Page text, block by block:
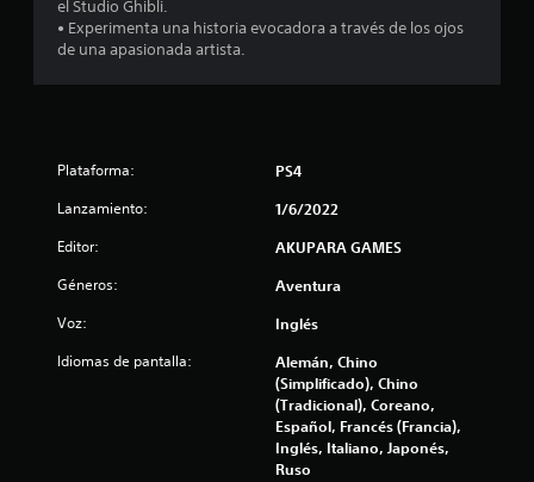
9
c
i
el Studio Ghibli.
• Experimenta una historia evocadora a través de los ojos
de una apasionada artista.
Plataforma: PS4
Lanzamiento: 1/6/2022
Editor: AKUPARA GAMES
Géneros: Aventura
Voz: Inglés
Idiomas de pantalla:
Alemán, Chino
(Simplificado), Chino
(Tradicional), Coreano,
Español, Francés (Francia),
Inglés, Italiano, Japonés,
Ruso